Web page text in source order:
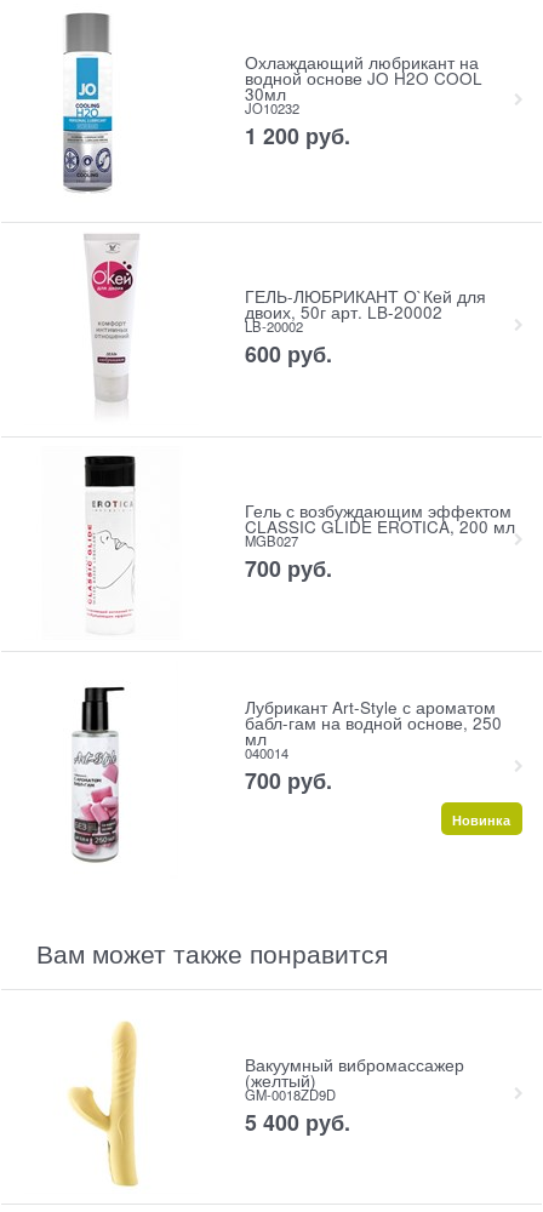
Охлаждающий любрикант на
водной основе JO H2O COOL
30мл
JO10232
1 200 руб.
ГЕЛЬ-ЛЮБРИКАНТ О`Кей для
двоих, 50г арт. LB-20002
LB-20002
600 руб.
Гель с возбуждающим эффектом
CLASSIC GLIDE EROTICA, 200 мл
MGB027
700 руб.
Лубрикант Art-Style с ароматом
бабл-гам на водной основе, 250
мл
040014
700 руб.
Новинка
Вам может также понравится
Вакуумный вибромассажер
(желтый)
GM-0018ZD9D
5 400 руб.